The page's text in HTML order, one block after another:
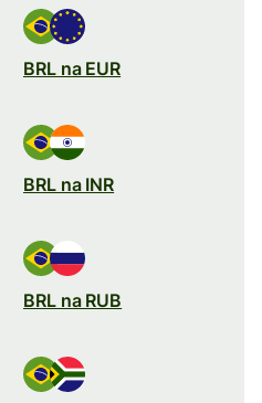
BRL na EUR
BRL na INR
BRL na RUB